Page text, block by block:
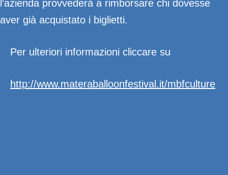
l’azienda provvederà a rimborsare chi dovesse
aver già acquistato i biglietti.
Per ulteriori informazioni cliccare su
http://www.materaballoonfestival.it/mbfculture